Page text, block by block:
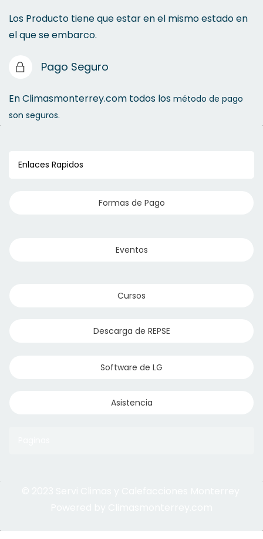
Los Producto tiene que estar en el mismo estado en
el que se embarco.
Pago Seguro
En Climasmonterrey.com todos los método de pago
son seguros.
Enlaces Rapidos
Formas de Pago
Eventos
Cursos
Descarga de REPSE
Software de LG
Asistencia